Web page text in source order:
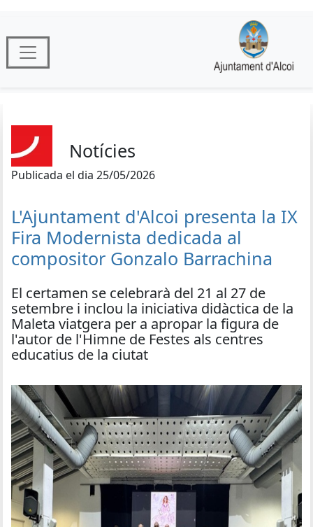
Notícies
Publicada el dia 25/05/2026
L'Ajuntament d'Alcoi presenta la IX
Fira Modernista dedicada al
compositor Gonzalo Barrachina
El certamen se celebrarà del 21 al 27 de
setembre i inclou la iniciativa didàctica de la
Maleta viatgera per a apropar la figura de
l'autor de l'Himne de Festes als centres
educatius de la ciutat